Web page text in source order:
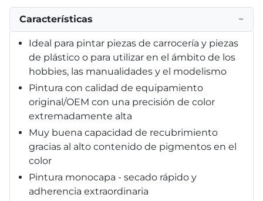
Características −
Ideal para pintar piezas de carrocería y piezas
de plástico o para utilizar en el ámbito de los
hobbies, las manualidades y el modelismo
Pintura con calidad de equipamiento
original/OEM con una precisión de color
extremadamente alta
Muy buena capacidad de recubrimiento
gracias al alto contenido de pigmentos en el
color
Pintura monocapa - secado rápido y
adherencia extraordinaria